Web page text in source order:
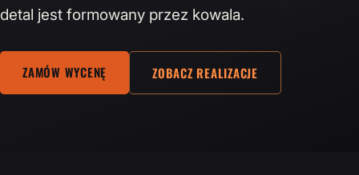
detal jest formowany przez kowala.
ZAMÓW WYCENĘ ZOBACZ REALIZACJE